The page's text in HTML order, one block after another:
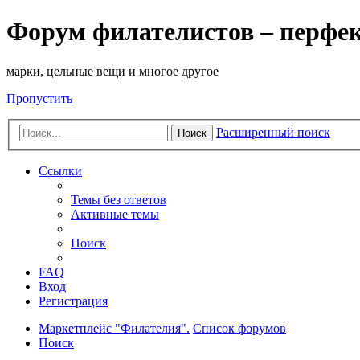
Форум филателистов –
марки, цельные вещи и многое другое
Пропустить
Поиск Расширенный поиск
Ссылки
Темы без ответов
Активные темы
Поиск
FAQ
Вход
Регистрация
Маркетплейс "Филателия". Список форумов
Поиск